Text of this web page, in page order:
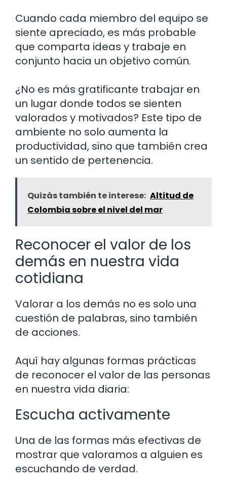
Cuando cada miembro del equipo se
siente apreciado, es más probable
que comparta ideas y trabaje en
conjunto hacia un objetivo común.
¿No es más gratificante trabajar en
un lugar donde todos se sienten
valorados y motivados? Este tipo de
ambiente no solo aumenta la
productividad, sino que también crea
un sentido de pertenencia.
Quizás también te interese: Altitud de
Colombia sobre el nivel del mar
Reconocer el valor de los
demás en nuestra vida
cotidiana
Valorar a los demás no es solo una
cuestión de palabras, sino también
de acciones.
Aquí hay algunas formas prácticas
de reconocer el valor de las personas
en nuestra vida diaria:
Escucha activamente
Una de las formas más efectivas de
mostrar que valoramos a alguien es
escuchando de verdad.